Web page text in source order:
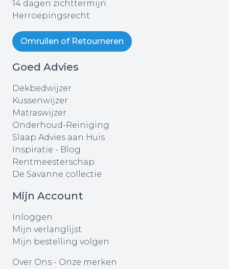
14 dagen zichttermijn
Herroepingsrecht
Omruilen of Retourneren
Goed Advies
Dekbedwijzer
Kussenwijzer
Matraswijzer
Onderhoud-Reiniging
Slaap Advies aan Huis
Inspiratie - Blog
Rentmeesterschap
De Savanne collectie
Mijn Account
Inloggen
Mijn verlanglijst
Mijn bestelling volgen
Over Ons - Onze merken